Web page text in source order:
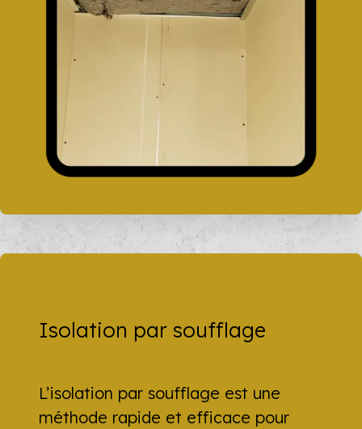
Isolation par soufflage
L’isolation par soufflage est une
méthode rapide et efficace pour